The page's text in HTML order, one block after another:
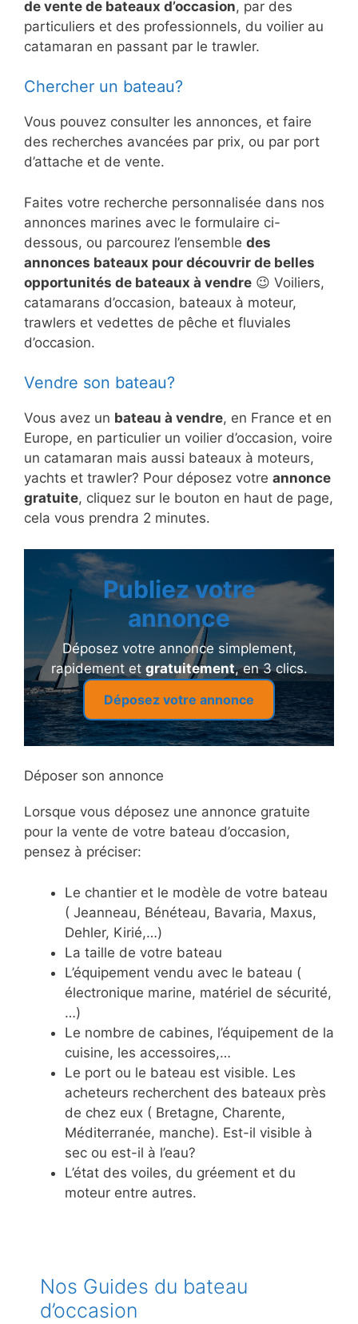
de vente de bateaux d’occasion, par des
particuliers et des professionnels, du voilier au
catamaran en passant par le trawler.
Chercher un bateau?
Vous pouvez consulter les annonces, et faire
des recherches avancées par prix, ou par port
d’attache et de vente.
Faites votre recherche personnalisée dans nos
annonces marines avec le formulaire ci-
dessous, ou parcourez l’ensemble des
annonces bateaux pour découvrir de belles
opportunités de bateaux à vendre 😉 Voiliers,
catamarans d’occasion, bateaux à moteur,
trawlers et vedettes de pêche et fluviales
d’occasion.
Vendre son bateau?
Vous avez un bateau à vendre, en France et en
Europe, en particulier un voilier d’occasion, voire
un catamaran mais aussi bateaux à moteurs,
yachts et trawler? Pour déposez votre annonce
gratuite, cliquez sur le bouton en haut de page,
cela vous prendra 2 minutes.
Publiez votre
annonce
Déposez votre annonce simplement,
rapidement et gratuitement, en 3 clics.
Déposez votre annonce
Déposer son annonce
Lorsque vous déposez une annonce gratuite
pour la vente de votre bateau d’occasion,
pensez à préciser:
Le chantier et le modèle de votre bateau
( Jeanneau, Bénéteau, Bavaria, Maxus,
Dehler, Kirié,…)
La taille de votre bateau
L’équipement vendu avec le bateau (
électronique marine, matériel de sécurité,
…)
Le nombre de cabines, l’équipement de la
cuisine, les accessoires,…
Le port ou le bateau est visible. Les
acheteurs recherchent des bateaux près
de chez eux ( Bretagne, Charente,
Méditerranée, manche). Est-il visible à
sec ou est-il à l’eau?
L’état des voiles, du gréement et du
moteur entre autres.
Nos Guides du bateau
d’occasion